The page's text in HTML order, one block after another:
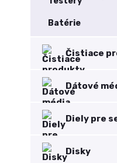
Batérie
Čistiace
Dátové
Diely pre
Disky